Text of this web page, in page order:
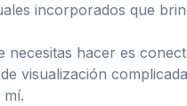
incorporados que
hacer es
visualización